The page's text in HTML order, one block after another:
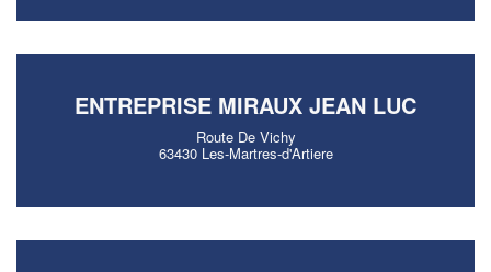
ENTREPRISE MIRAUX JEAN LUC
Route De Vichy
63430 Les-Martres-d'Artiere